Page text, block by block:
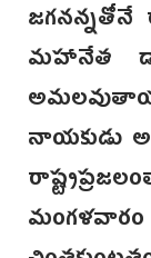
మహానేత
నాయకుడు